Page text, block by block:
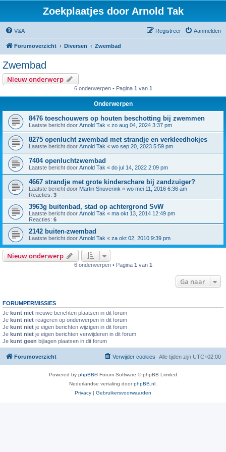
Zoekplaatjes door Arnold Tak
V&A Aanmelden
Registreer
Forumoverzicht Diversen Zwembad
Zwembad
Nieuw onderwerp
6 onderwerpen • Pagina 1 van 1
Onderwerpen
8476 toeschouwers op houten beschotting bij zwemmen
Laatste bericht door Arnold Tak « zo aug 04, 2024 3:37 pm
8275 openlucht zwembad met strandje en verkleedhokjes
Laatste bericht door Arnold Tak « wo sep 20, 2023 5:59 pm
7404 openluchtzwembad
Laatste bericht door Arnold Tak « do jul 14, 2022 2:09 pm
4667 strandje met grote kinderschare bij zandzuiger?
Laatste bericht door Martin Snuverink « wo mei 11, 2016 6:36 am
Reacties: 3
3963g buitenbad, stad op achtergrond SvW
Laatste bericht door Arnold Tak « ma okt 13, 2014 12:49 pm
Reacties: 6
2142 buiten-zwembad
Laatste bericht door Arnold Tak « za okt 02, 2010 9:39 pm
Nieuw onderwerp
6 onderwerpen • Pagina 1 van 1
Ga naar
FORUMPERMISSIES
Je kunt niet nieuwe berichten plaatsen in dit forum
Je kunt niet reageren op onderwerpen in dit forum
Je kunt niet je eigen berichten wijzigen in dit forum
Je kunt niet je eigen berichten verwijderen in dit forum
Je kunt geen bijlagen plaatsen in dit forum
Forumoverzicht Alle tijden zijn UTC+02:00
Verwijder cookies
Powered by phpBB® Forum Software © phpBB Limited
Nederlandse vertaling doorphpBB.nl
Privacy | Gebruikersvoorwaarden